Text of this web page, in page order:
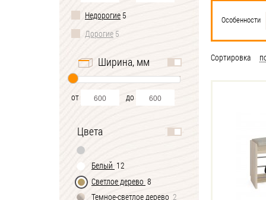
Недорогие 5
Дорогие 5
Ширина, мм
от до
Цвета
Белый 12
Светлое дерево 8
Темное-cветлое дерево 2
Особенности
Сортировка